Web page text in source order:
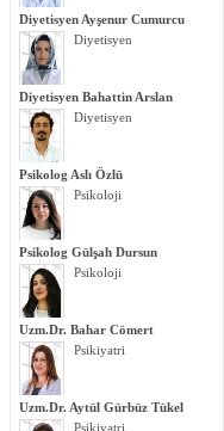
Diyetisyen Ayşenur Cumurcu
Diyetisyen
Diyetisyen Bahattin Arslan
Diyetisyen
Psikolog Aslı Özlü
Psikoloji
Psikolog Gülşah Dursun
Psikoloji
Uzm.Dr. Bahar Cömert
Psikiyatri
Uzm.Dr. Aytül Gürbüz Tükel
Psikiyatri